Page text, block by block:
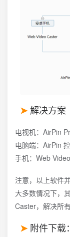
解决方案
电视机：AirPin
电脑端：AirPin
手机：Web
注意，以上软件
大多数情况下，
Caster，解决所
附件下载：